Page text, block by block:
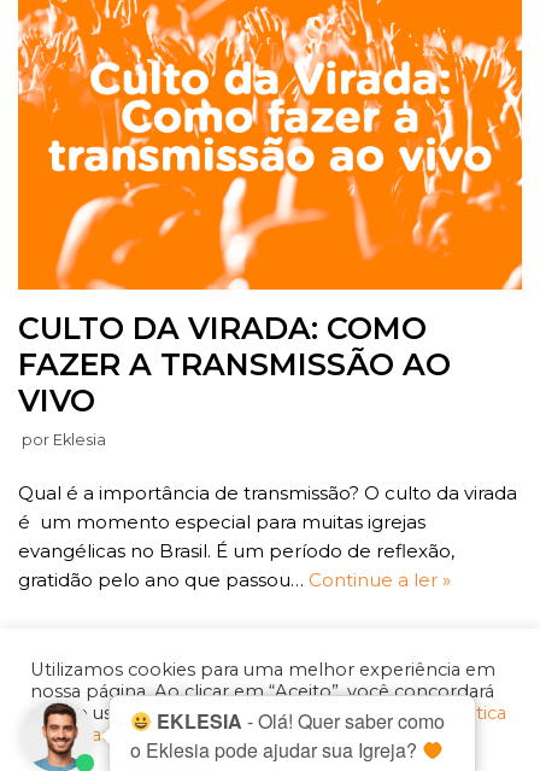
CULTO DA VIRADA: COMO
FAZER A TRANSMISSÃO AO
VIVO
por Eklesia
Qual é a importância de transmissão? O culto da virada
é um momento especial para muitas igrejas
evangélicas no Brasil. É um período de reflexão,
gratidão pelo ano que passou… Continue a ler »
« Anterior 1 2
Utilizamos cookies para uma melhor experiência em
nossa página. Ao clicar em “Aceito”, você concordará
com o uso destes dados. Saiba mais em nossa politica
de privacidade.EKLESIA - Olá! Quer saber como
o Eklesia pode ajudar sua Igreja?